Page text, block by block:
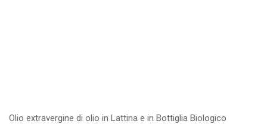
Olio extravergine di olio in Lattina e in Bottiglia Biologico